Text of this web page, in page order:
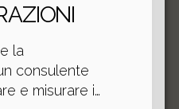
la
consulente
e misurare i